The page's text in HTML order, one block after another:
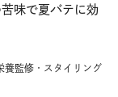
味で夏バテに効
監修・スタイリング